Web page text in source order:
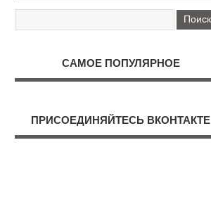
САМОЕ ПОПУЛЯРНОЕ
ПРИСОЕДИНЯЙТЕСЬ ВКОНТАКТЕ